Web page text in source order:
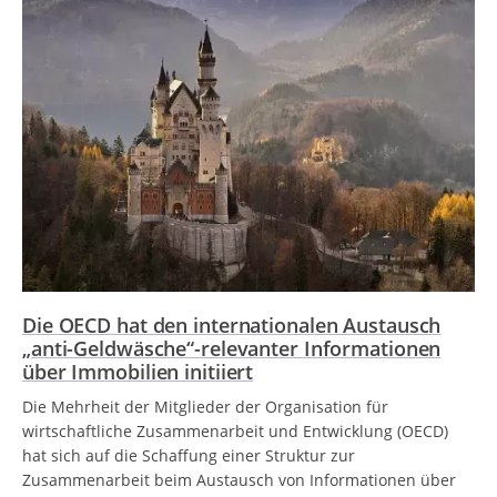
Die OECD hat den internationalen Austausch
„anti-Geldwäsche“-relevanter Informationen
über Immobilien initiiert
Die Mehrheit der Mitglieder der Organisation für
wirtschaftliche Zusammenarbeit und Entwicklung (OECD)
hat sich auf die Schaffung einer Struktur zur
Zusammenarbeit beim Austausch von Informationen über